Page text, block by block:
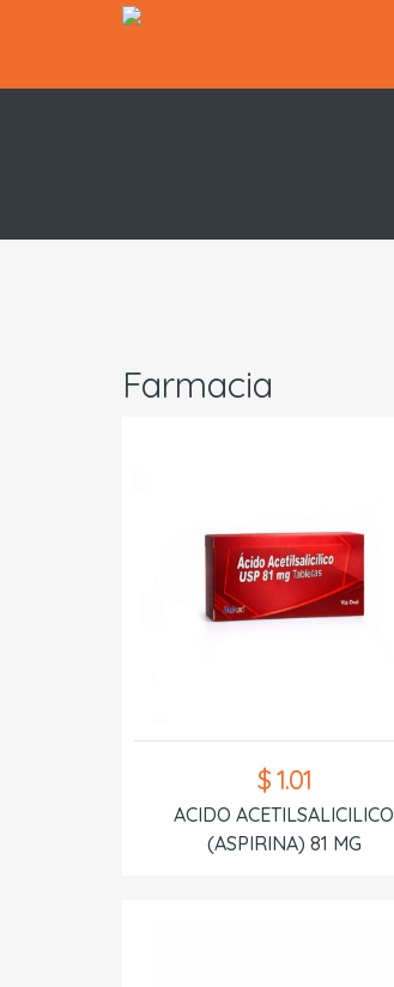
Farmacia
$ 1.01
ACIDO ACETILSALICILICO
(ASPIRINA) 81 MG